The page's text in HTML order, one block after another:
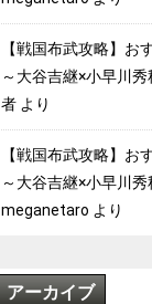
【戦国布武攻略】
～大谷吉継×小早川
者 より
【戦国布武攻略】
～大谷吉継×小早川
meganetaro より
アーカイブ